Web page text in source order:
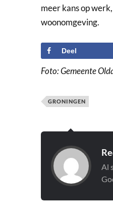
meer kans op
woonomgeving.
Deel
Foto: Gemeente
GRONINGEN
Al